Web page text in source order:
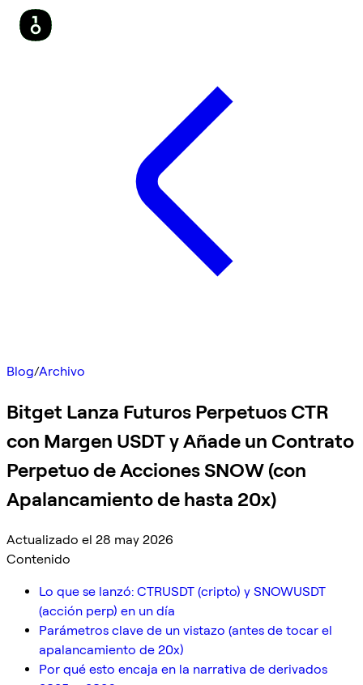
Blog/Archivo
Bitget Lanza Futuros Perpetuos CTR
con Margen USDT y Añade un Contrato
Perpetuo de Acciones SNOW (con
Apalancamiento de hasta 20x)
Actualizado el 28 may 2026
Contenido
Lo que se lanzó: CTRUSDT (cripto) y SNOWUSDT
(acción perp) en un día
Parámetros clave de un vistazo (antes de tocar el
apalancamiento de 20x)
Por qué esto encaja en la narrativa de derivados